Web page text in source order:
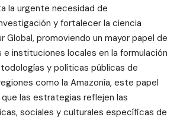
la urgente necesidad de
y fortalecer la ciencia
Global, promoviendo un mayor papel de
instituciones locales en la formulación
y políticas públicas de
como la Amazonía, este papel
las estrategias reflejen las
sociales y culturales específicas de